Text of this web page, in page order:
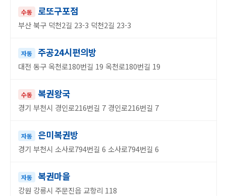
수동 로또구포점
부산 북구 덕천2길 23-3 덕천2길 23-3
자동 주공24시편의방
대전 동구 옥천로180번길 19 옥천로180번길 19
수동 복권왕국
경기 부천시 경인로216번길 7 경인로216번길 7
자동 은미복권방
경기 부천시 소사로794번길 6 소사로794번길 6
자동 복권마을
강원 강릉시 주문진읍 교항리 118